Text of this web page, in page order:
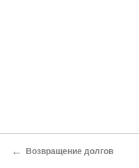
← Возвращение долгов